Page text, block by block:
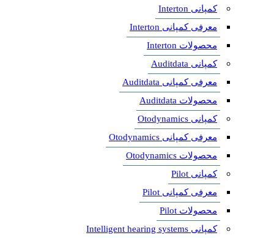
کمپانی Interton
معرفی کمپانی Interton
محصولات Interton
کمپانی Auditdata
معرفی کمپانی Auditdata
محصولات Auditdata
کمپانی Otodynamics
معرفی کمپانی Otodynamics
محصولات Otodynamics
کمپانی Pilot
معرفی کمپانی Pilot
محصولات Pilot
کمپانی Intelligent hearing systems